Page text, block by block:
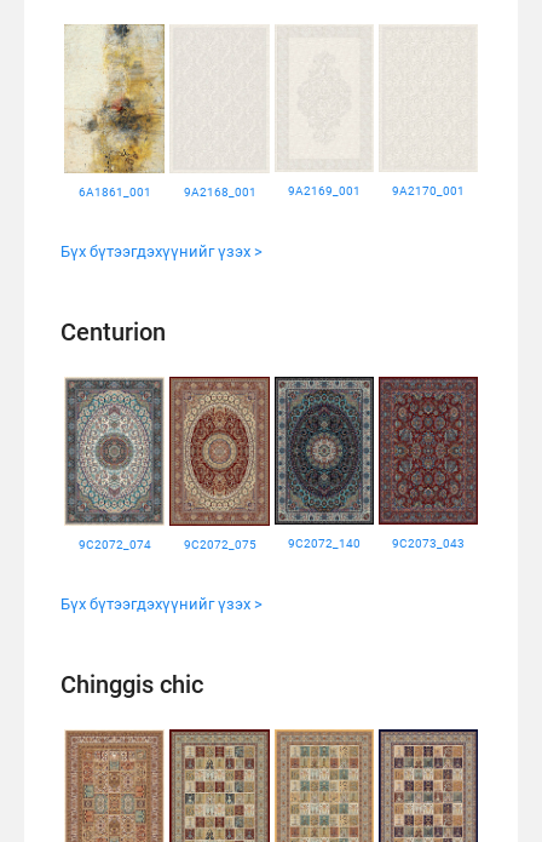
6A1861_001 9A2168_001 9A2169_001 9A2170_001
Бүх бүтээгдэхүүнийг үзэх >
Centurion
9C2072_074 9C2072_075 9C2072_140 9C2073_043
Бүх бүтээгдэхүүнийг үзэх >
Chinggis chic